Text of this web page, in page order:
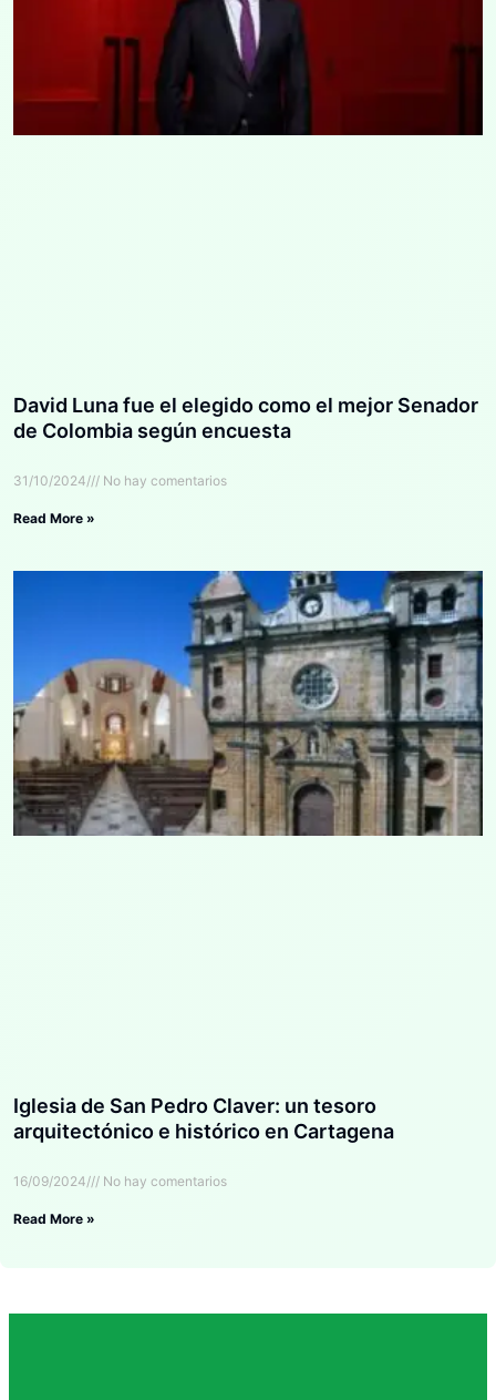
David Luna fue el elegido como el mejor Senador
de Colombia según encuesta
31/10/2024 No hay comentarios
Read More »
Iglesia de San Pedro Claver: un tesoro
arquitectónico e histórico en Cartagena
16/09/2024 No hay comentarios
Read More »